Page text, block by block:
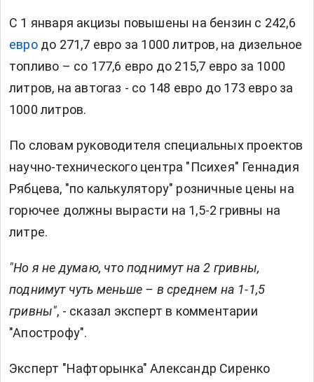
С 1 января акцизы повышены на бензин с 242,6
евродо 271,7 евро за 1000 литров, на дизельное
топливо – со 177,6 евро до 215,7 евро за 1000
литров, на автогаз - со 148 евро до 173 евро за
1000 литров.
По словам руководителя специальных проектов
научно-технического центра "Психея" Геннадия
Рябцева, "по калькулятору" розничные цены на
горючее должны вырасти на 1,5-2 гривны на
литре.
"Но я не думаю, что поднимут на 2 гривны,
поднимут чуть меньше – в среднем на 1-1,5
гривны", - сказал эксперт в комментарии
"Апострофу".
Эксперт "Нафторынка" Александр Сиренко